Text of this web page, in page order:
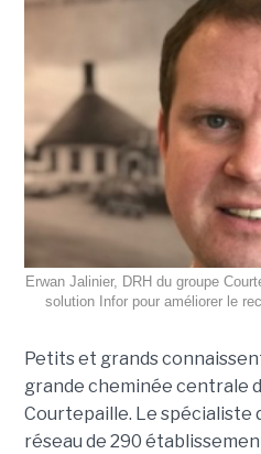
Erwan Jalinier, DRH du groupe
solution Infor pour améliorer le
Petits et grands
grande cheminée centrale
Courtepaille. Le spécialiste
réseau de 290